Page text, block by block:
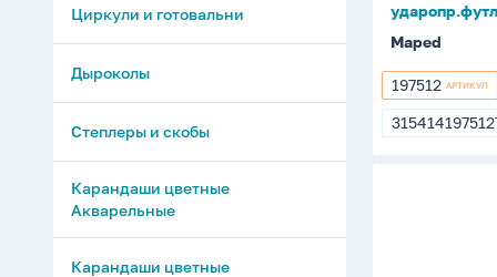
Циркули и готовальни
Дыроколы
Степлеры и скобы
Карандаши цветные
Акварельные
Карандаши цветные
Maped
197512
197512 АРТИКУЛ